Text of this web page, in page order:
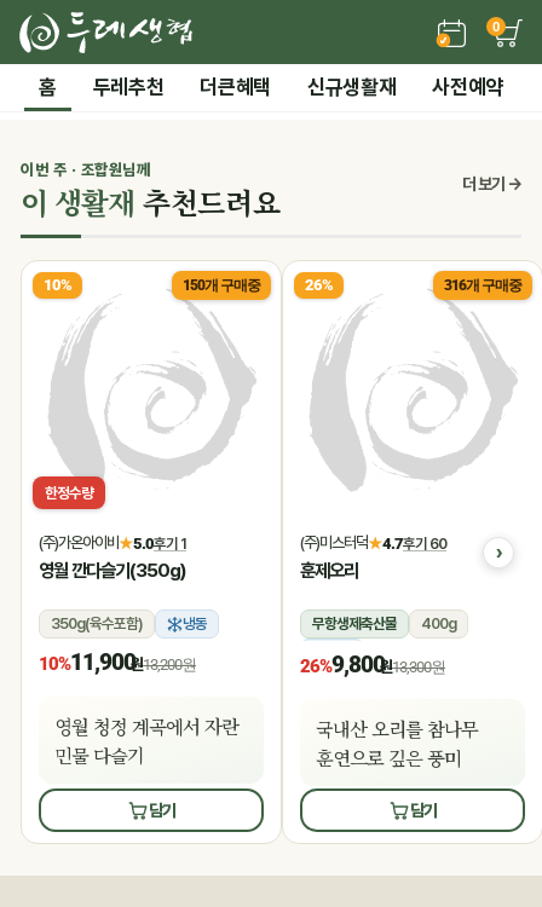
0
홈 두레추천 더큰혜택 신규생활재 사전예약
시즌기획
말복 더위까지! 끝장 보양 특가
든든한 간편 보양식 →
‹
2 / 7 전체 보기
0
이번 주 · 조합원님께
이 생활재 추천드려요 더 보기 →
10% 150개 구매중
한정수량
(주)가온아이비 ★5.0후기 1
영월 깐다슬기(350g)
350g(육수포함) 냉동
10%11,900원13,200원
영월 청정 계곡에서 자란
민물 다슬기
담기
26% 316개 구매중
(주)미스터덕★4.7후기 60
훈제오리
무항생제축산물
400g
냉동
26%9,800원13,300원
국내산 오리를 참나무
훈연으로 깊은 풍미
담기